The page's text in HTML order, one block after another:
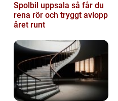
Spolbil uppsala så får du
rena rör och tryggt avlopp
året runt